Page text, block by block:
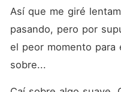
Así que me giré
pasando, pero por
el peor momento
sobre...